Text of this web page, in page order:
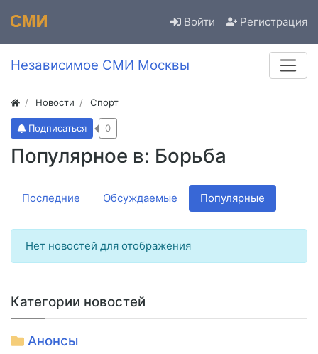
Войти Регистрация
Независимое СМИ Москвы
Новости Спорт
Популярное в: Борьба
Подписаться 0
Последние Обсуждаемые Популярные
Нет новостей для отображения
Категории новостей
Анонсы